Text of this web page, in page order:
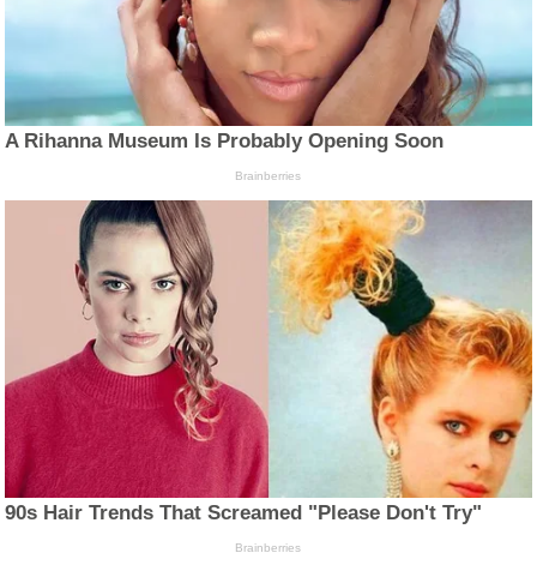
A Rihanna Museum Is Probably Opening Soon
Brainberries
90s Hair Trends That Screamed "Please Don't Try"
Brainberries